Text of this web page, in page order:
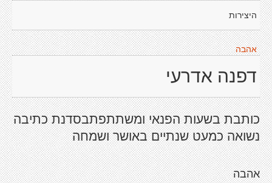
היצירות
אהבה
דפנה אדרעי
כותבת בשעות הפנאי ומשתתפתבסדנת כתיבה
נשואה כמעט שנתיים באושר ושמחה
אהבה